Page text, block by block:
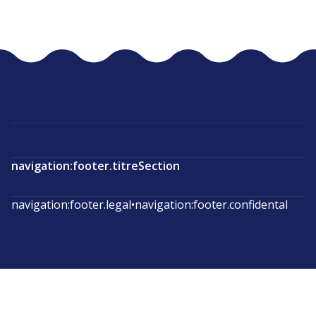
navigation:footer.titreSection
navigation:footer.legal•navigation:footer.confidental